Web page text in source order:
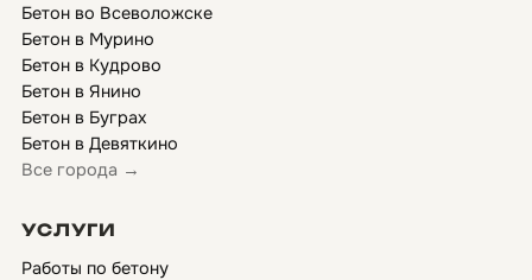
Бетон во Всеволожске
Бетон в Мурино
Бетон в Кудрово
Бетон в Янино
Бетон в Буграх
Бетон в Девяткино
Все города →
УСЛУГИ
Работы по бетону